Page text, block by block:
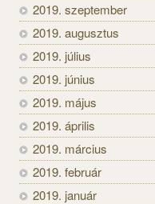
2019. szeptember
2019. augusztus
2019. július
2019. június
2019. május
2019. április
2019. március
2019. február
2019. január